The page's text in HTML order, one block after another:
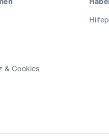
& Cookies